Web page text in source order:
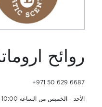
روائح
+971 50 629 6687
الأحد - الخميس من الساعة 10:00 صباحاً حتى الساعة 10:00 مساءً